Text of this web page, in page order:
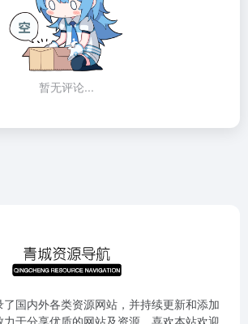
暂无评论...
国内外各类资源网站，并持续更新和添加